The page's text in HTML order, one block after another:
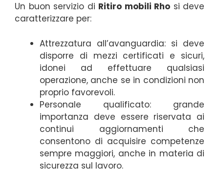
Un buon servizio di Ritiro mobili Rho si deve
caratterizzare per:
Attrezzatura all’avanguardia: si deve
disporre di mezzi certificati e sicuri,
idonei ad effettuare qualsiasi
operazione, anche se in condizioni non
proprio favorevoli.
Personale qualificato: grande
importanza deve essere riservata ai
continui aggiornamenti che
consentono di acquisire competenze
sempre maggiori, anche in materia di
sicurezza sul lavoro.